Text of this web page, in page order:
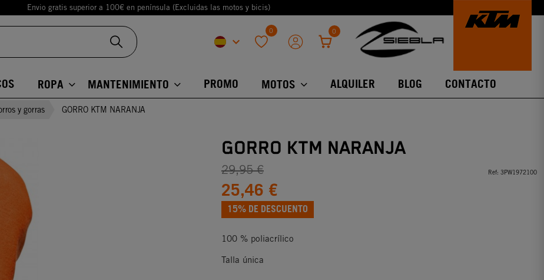
Envio gratis superior a 100€ en península (Excluidas las motos y bicis)
keyboard_arrow_down
0 0
ROPA MANTENIMIENTO PROMO MOTOS ALQUILER BLOG CONTACTO
y gorras GORRO KTM NARANJA
GORRO KTM NARANJA
29,95 €
25,46 €
15% DE DESCUENTO
Ref: 3PW1972100
100 % poliacrílico
Talla única